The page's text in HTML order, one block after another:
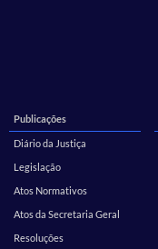
Publicações
Diário da Justiça
Legislação
Atos Normativos
Atos da Secretaria Geral
Resoluções